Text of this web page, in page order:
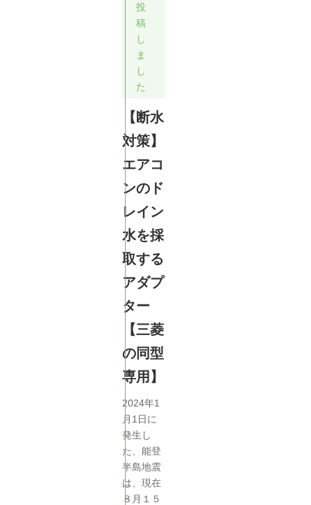
投
稿
し
ま
し
た
【断水
対策】
エアコ
ンのド
レイン
水を採
取する
アダプ
ター
【三菱
の同型
専用】
2024年1
月1日に
発生し
た、能登
半島地震
は、現在
８月１５